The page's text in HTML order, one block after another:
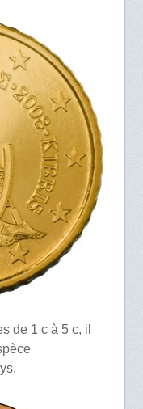
de 1 c à 5 c, il